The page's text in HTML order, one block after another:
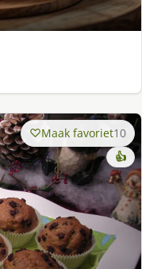
Maak favoriet10
👍